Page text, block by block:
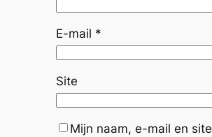
E-mail *
Site
Mijn naam, e-mail en site